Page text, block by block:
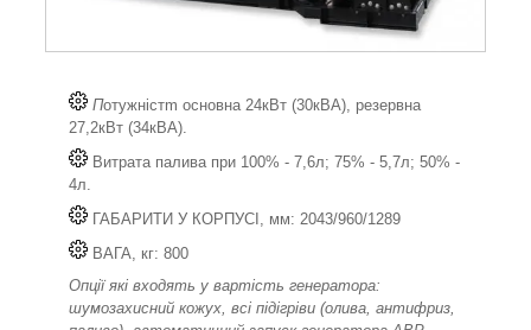
Потужністm основна 24кВт (30кВА), резервна
27,2кВт (34кВА).
Витрата палива при 100% - 7,6л; 75% - 5,7л; 50% -
4л.
ГАБАРИТИ У КОРПУСІ, мм: 2043/960/1289
ВАГА, кг: 800
Опції які входять у вартість генератора:
шумозахисний кожух, всі підігріви (олива, антифриз,